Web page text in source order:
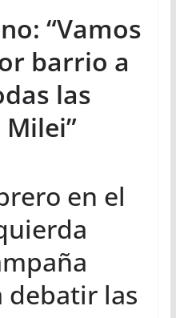
“Vamos
barrio a
las
en el
debatir las